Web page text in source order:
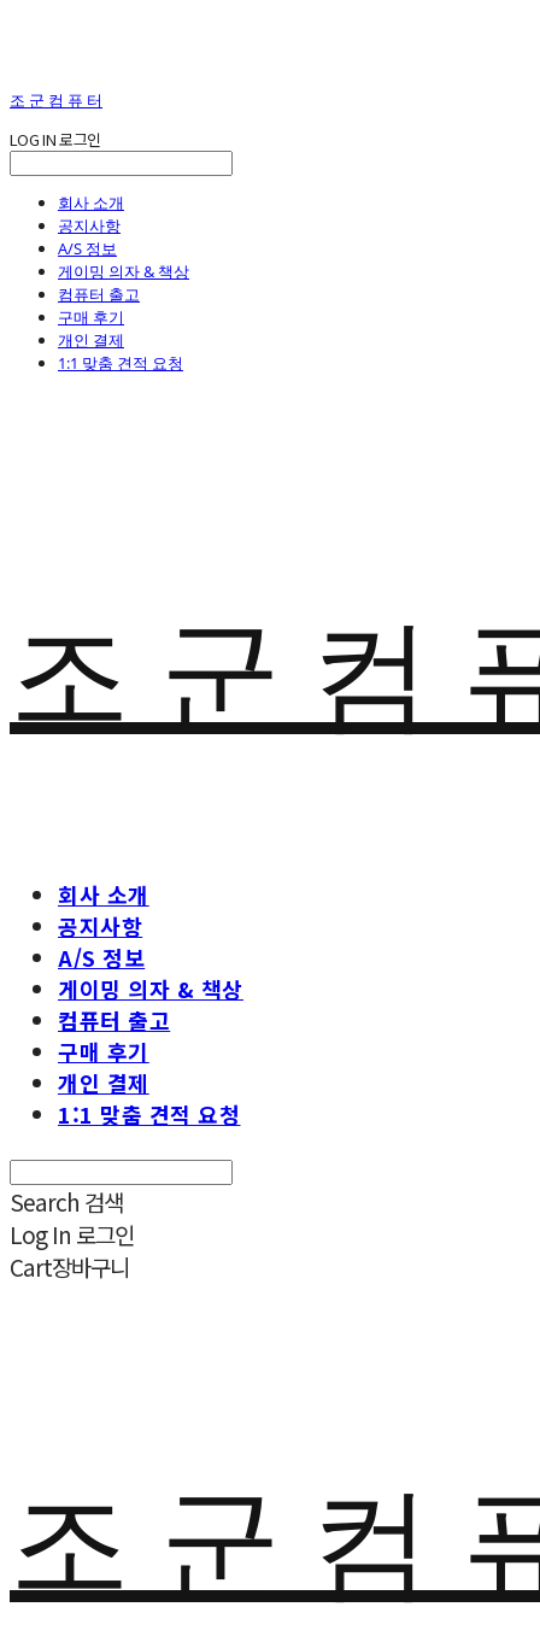
조 군 컴 퓨 터
LOG IN로그인
회사 소개
공지사항
A/S 정보
게이밍 의자 & 책상
컴퓨터 출고
구매 후기
개인 결제
1:1 맞춤 견적 요청
조 군 컴
회사 소개
공지사항
A/S 정보
게이밍 의자 & 책상
컴퓨터 출고
구매 후기
개인 결제
1:1 맞춤 견적 요청
Search 검색
Log In 로그인
Cart장바구니
조 군 컴